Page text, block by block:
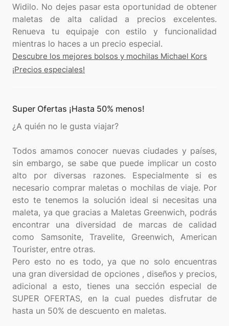
Widilo. No dejes pasar esta oportunidad de obtener
maletas de alta calidad a precios excelentes.
Renueva tu equipaje con estilo y funcionalidad
Descubre los mejores bolsos y mochilas Michael Kors
¡Precios especiales!
Super Ofertas ¡Hasta 50% menos!
¿A quién no le gusta viajar?
Todos amamos conocer nuevas ciudades y países,
sin embargo, se sabe que puede implicar un costo
alto por diversas razones. Especialmente si es
necesario comprar maletas o mochilas de viaje. Por
esto te tenemos la solución ideal si necesitas una
maleta, ya que gracias a Maletas Greenwich, podrás
encontrar una diversidad de marcas de calidad
como Samsonite, Travelite, Greenwich, American
Tourister, entre otras.
Pero esto no es todo, ya que no solo encuentras
una gran diversidad de opciones , diseños y precios,
adicional a esto, tienes una sección especial de
SUPER OFERTAS, en la cual puedes disfrutar de
hasta un 50% de descuento en maletas.